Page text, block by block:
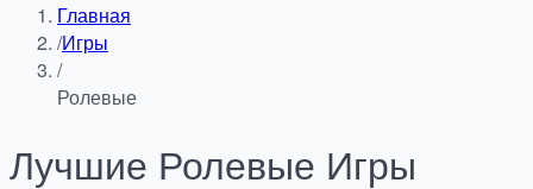
Главная
/Игры
/
Ролевые
Лучшие Ролевые Игры